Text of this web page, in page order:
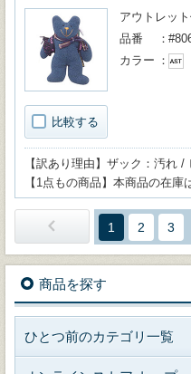
比較する
アウトレッ
品番
カラー
【訳あり理由】ザック：汚れ /
【1点もの商品】本商品の在庫
1 2 3
商品を探す
ひとつ前のカテゴリ一覧